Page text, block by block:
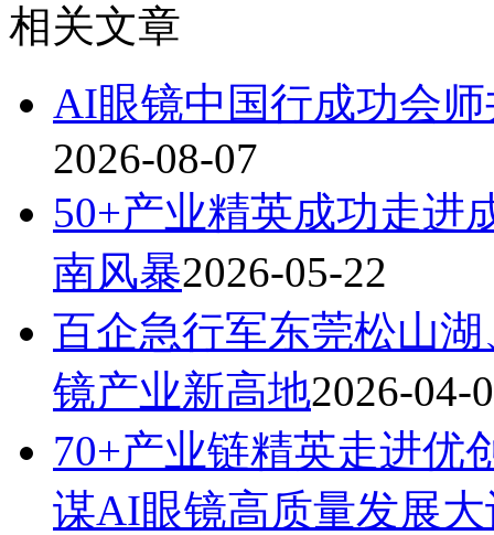
相关文章
AI眼镜中国行成功会
2026-08-07
50+产业精英成功走进
南风暴2026-05-22
百企急行军东莞松山
镜产业新高地2026-04-
70+产业链精英走进优
谋AI眼镜高质量发展